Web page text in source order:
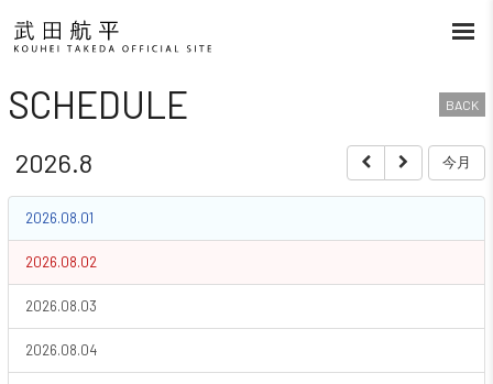
SCHEDULE BACK
2026.8 今月
2026.08.01
2026.08.02
2026.08.03
2026.08.04